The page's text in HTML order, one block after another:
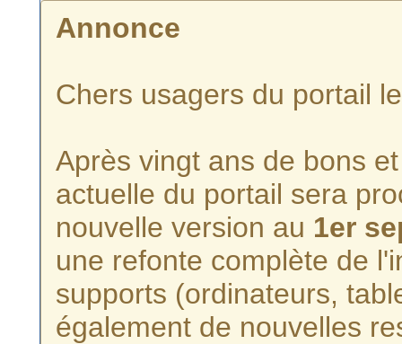
Annonce
Chers usagers du portail
Après vingt ans de bons
actuelle du portail sera
nouvelle version au 1er
une refonte complète de
supports (ordinateurs,
également de nouvelles